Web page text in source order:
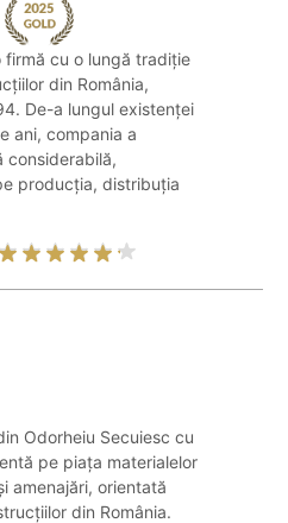
firmă cu o lungă tradiție
din România,
De-a lungul existenței
ani, compania a
producția, distribuția
Odorheiu Secuiesc cu
pe piața materialelor
amenajări, orientată
din România.